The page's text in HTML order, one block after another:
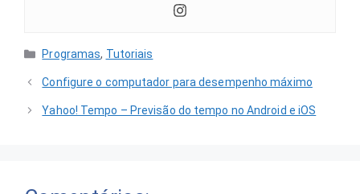
Categorias
Programas, Tutoriais
Configure o computador para desempenho máximo
Yahoo! Tempo – Previsão do tempo no Android e iOS